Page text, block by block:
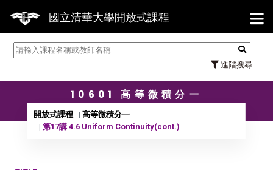
國立清華大學開放式課程
進階搜尋
【7/31】114學年度第
10601 高等微積分一
開放式課程
高等微積分一
第17講 4.6 Uniform Continuity(cont.)